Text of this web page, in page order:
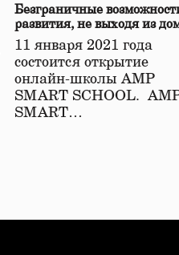
Безграничные
развития, не выходя из
11 января 2021 года
состоится открытие
онлайн-школы АМР
SMART SCHOOL.
SMART…